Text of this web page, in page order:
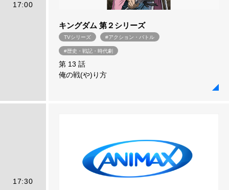
17:00
キングダム 第２シリーズ
TVシリーズ #アクション・バトル
#歴史・戦記・時代劇
第 13 話
俺の戦(や)り方
17:30